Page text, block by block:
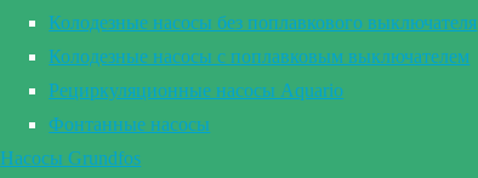
Колодезные насосы без поплавкового выключателя
Колодезные насосы с поплавковым выключателем
Рециркуляционные насосы Aquario
Фонтанные насосы
Насосы Grundfos